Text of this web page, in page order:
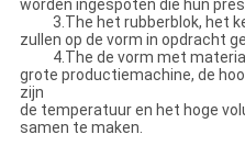
worden ingespoten die hun
3.The het rubberblok, het
zullen op de vorm in opdracht
4.The de vorm met
grote productiemachine, de
zijn
de temperatuur en het hoge
samen te maken.